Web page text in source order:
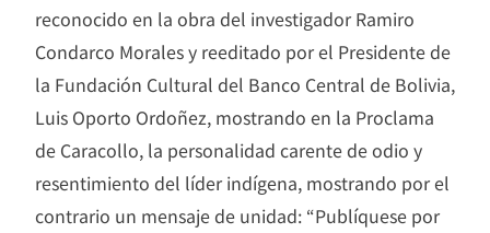
reconocido en la obra del investigador Ramiro
Condarco Morales y reeditado por el Presidente de
la Fundación Cultural del Banco Central de Bolivia,
Luis Oporto Ordoñez, mostrando en la Proclama
de Caracollo, la personalidad carente de odio y
resentimiento del líder indígena, mostrando por el
contrario un mensaje de unidad: “Publíquese por